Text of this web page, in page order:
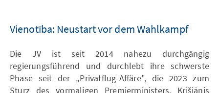
Vienotība: Neustart vor dem Wahlkampf
Die JV ist seit 2014 nahezu durchgängig
regierungsführend und durchlebt ihre schwerste
Phase seit der „Privatflug-Affäre", die 2023 zum
Sturz des vormaligen Premierministers, Krišjānis